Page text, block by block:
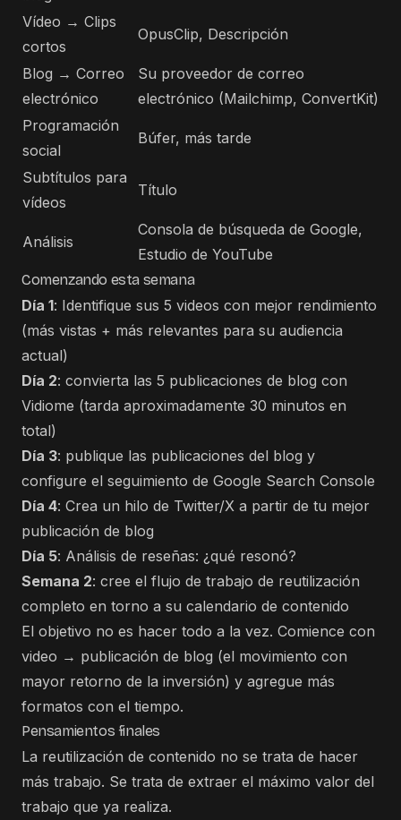
Vídeo → Clips
cortos
OpusClip, Descripción
Blog → Correo
electrónico
Su proveedor de correo
electrónico (Mailchimp, ConvertKit)
Programación
social
Búfer, más tarde
Subtítulos para
vídeos
Título
Análisis
Consola de búsqueda de Google,
Estudio de YouTube
Comenzando esta semana
Día 1: Identifique sus 5 videos con mejor rendimiento
(más vistas + más relevantes para su audiencia
actual)
Día 2: convierta las 5 publicaciones de blog con
Vidiome (tarda aproximadamente 30 minutos en
total)
Día 3: publique las publicaciones del blog y
configure el seguimiento de Google Search Console
Día 4: Crea un hilo de Twitter/X a partir de tu mejor
publicación de blog
Día 5: Análisis de reseñas: ¿qué resonó?
Semana 2: cree el flujo de trabajo de reutilización
completo en torno a su calendario de contenido
El objetivo no es hacer todo a la vez. Comience con
video → publicación de blog (el movimiento con
mayor retorno de la inversión) y agregue más
formatos con el tiempo.
Pensamientos finales
La reutilización de contenido no se trata de hacer
más trabajo. Se trata de extraer el máximo valor del
trabajo que ya realiza.